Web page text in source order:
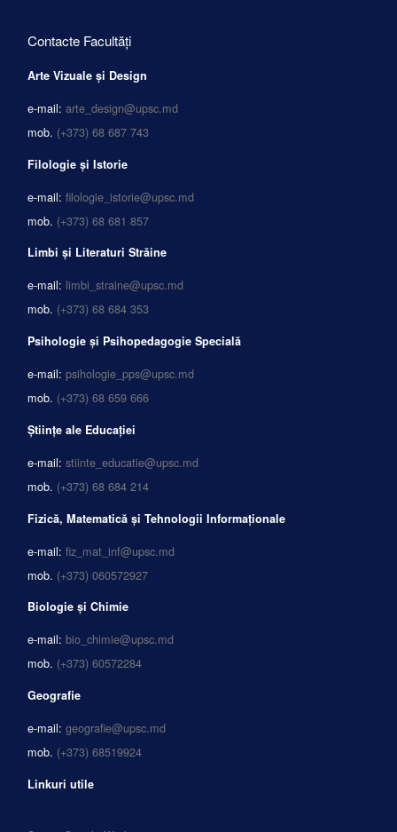
Contacte Facultăți
Arte Vizuale și Design
e-mail: arte_design@upsc.md
mob. (+373) 68 687 743
Filologie și Istorie
e-mail: filologie_istorie@upsc.md
mob. (+373) 68 681 857
Limbi și Literaturi Străine
e-mail: limbi_straine@upsc.md
mob. (+373) 68 684 353
Psihologie și Psihopedagogie Specială
e-mail: psihologie_pps@upsc.md
mob. (+373) 68 659 666
Științe ale Educației
e-mail: stiinte_educatie@upsc.md
mob. (+373) 68 684 214
Fizică, Matematică și Tehnologii Informaționale
e-mail: fiz_mat_inf@upsc.md
mob. (+373) 060572927
Biologie și Chimie
e-mail: bio_chimie@upsc.md
mob. (+373) 60572284
Geografie
e-mail: geografie@upsc.md
mob. (+373) 68519924
Linkuri utile